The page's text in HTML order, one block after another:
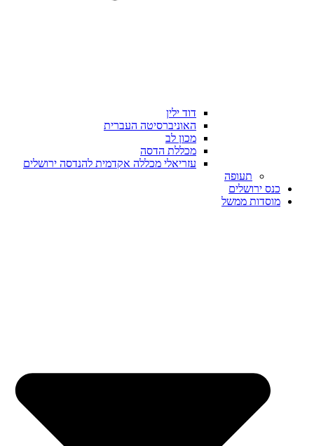
דוד ילין
האוניברסיטה העברית
מכון לב
מכללת הדסה
עזריאלי מכללה אקדמית להנדסה ירושלים
תעופה
כנס ירושלים
מוסדות ממשל